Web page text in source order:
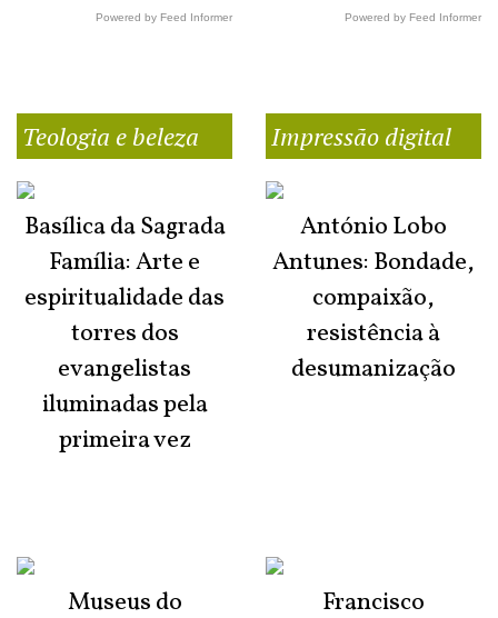
Powered by Feed Informer Powered by Feed Informer
Teologia e beleza
Basílica da Sagrada
Família: Arte e
espiritualidade das
torres dos
evangelistas
iluminadas pela
primeira vez
Museus do
Impressão digital
António Lobo
Antunes: Bondade,
compaixão,
resistência à
desumanização
Francisco